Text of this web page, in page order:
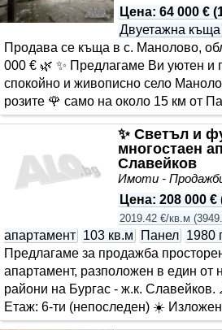
Цена: 64 000 € (
Двуетажна къща
Продава се къща в с. Манолово,
000 € 🌿 ✨ Предлагаме Ви уютен и
спокойно и живописно село
розите 🌹 само на около 15 км от
✨ Светъл и
многостаен
Славейков
Имоти -
Цена: 208 000 €
2019.42 €/кв.м (
апартамент 103 кв.м Панел 1980
Предлагаме за продажба
апартамент, разположен в един от
райони на Бургас - ж.к.
Етаж: 6-ти (непоследен) ☀️